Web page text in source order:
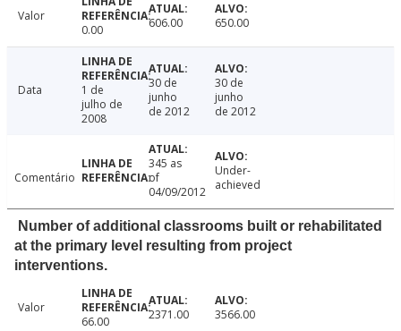
Valor
0.00
606.00 650.00
Data
1 de
julho de
2008
30 de
junho
de 2012
30 de
junho
de 2012
Comentário
345 as
of
04/09/2012
Under-
achieved
Number of additional classrooms built or rehabilitated
at the primary level resulting from project
interventions.
Valor
66.00
2371.00 3566.00